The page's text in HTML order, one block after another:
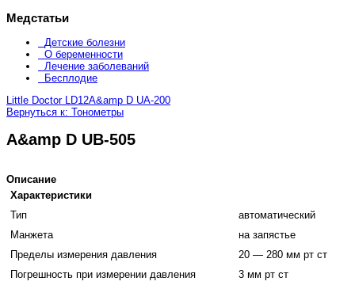
Медстатьи
Детские болезни
О беременности
Лечение заболеваний
Бесплодие
Little Doctor LD12A&amp D UA-200
Вернуться к: Тонометры
A&amp D UB-505
Описание
Характеристики
Тип
автоматический
Манжета
на запястье
Пределы измерения давления
20 — 280 мм рт ст
Погрешность при измерении давления
3 мм рт ст